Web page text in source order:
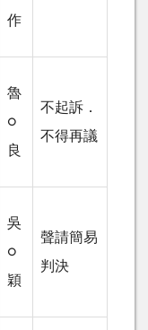
作
魯
○
良
不起訴．
不得再議
吳
○
穎
聲請簡易
判決